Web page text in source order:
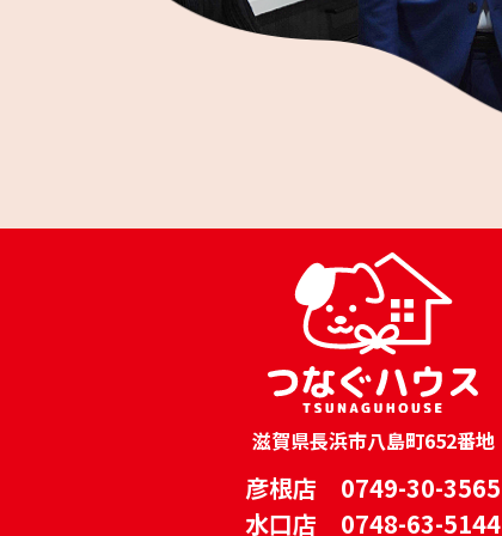
滋賀県長浜市八島町652番地
彦根店 0749-30-3565
水口店 0748-63-5144